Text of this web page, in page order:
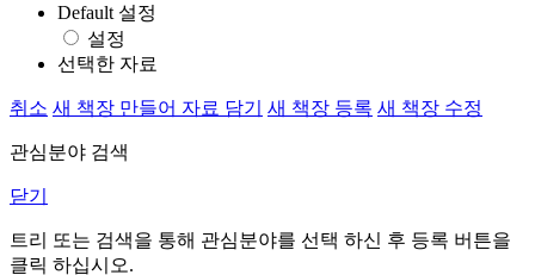
Default 설정
설정
선택한 자료
취소 새 책장 만들어 자료 담기 새 책장 등록 새 책장 수정
관심분야 검색
닫기
트리 또는 검색을 통해 관심분야를 선택 하신 후 등록 버튼을
클릭 하십시오.